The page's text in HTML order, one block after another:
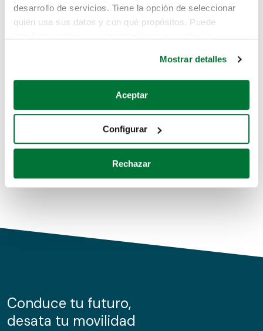
desarrollo de servicios. Tiene la opción de seleccionar
quién usa sus datos y con qué propósitos. Puede
Si lo permite, también quisiéramos:
Recopilar información sobre su ubicación geográfica
Identificar su dispositivo analizándolo activamente
para buscar características específicas (huellas
Obtenga más información sobre cómo se procesan sus
de cookies.
información sobre el uso que haga del sitio web con
nuestros partners de redes sociales, publicidad y análisis
Mostrar detalles
Aceptar
Configurar
Rechazar
Pero puedes encontrar el coche que estás
buscando en alguno de estos enlaces:
Coches de segunda mano
Coches de km0
Conduce tu futuro,
desata tu movilidad